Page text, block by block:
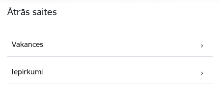
Ātrās saites
Vakances
Iepirkumi